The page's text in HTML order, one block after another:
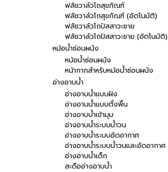
ฟลัชวาล์วโถสุขภัณฑ์
ฟลัชวาล์วโถสุขภัณฑ์ (อัตโนมัติ)
ฟลัชวาล์วโถปัสสาวะชาย
ฟลัชวาล์วโถปัสสาวะชาย (อัตโนมัติ)
หม้อน้ำซ่อนผนัง
หม้อน้ำซ่อนผนัง
หน้ากากสำหรับหม้อน้ำซ่อนผนัง
อ่างอาบน้ำ
อ่างอาบน้ำแบบฝัง
อ่างอาบน้ำแบบตั้งพื้น
อ่างอาบน้ำเข้ามุม
อ่างอาบน้ำระบบน้ำวน
อ่างอาบน้ำระบบอัดอากาศ
อ่างอาบน้ำระบบน้ำวนและอัดอากาศ
อ่างอาบน้ำเด็ก
สะดืออ่างอาบน้ำ